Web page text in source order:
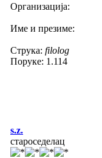
Организација:
Име и презиме:
Струка: filolog
Поруке: 1.114
s.z.
староседелац